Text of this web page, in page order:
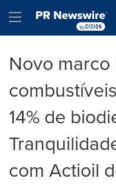
Hamburger menu
Novo
14% de
com Actioil